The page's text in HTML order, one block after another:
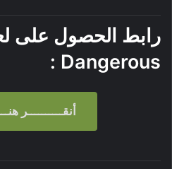
رابط الحصول على
Dangerous
:
أنقــــــــــر